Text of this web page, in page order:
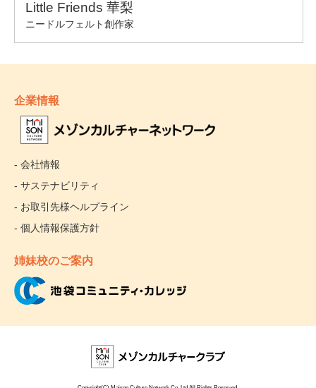
企業情報
- 会社情報
- サステナビリティ
- お取引先様ヘルプライン
- 個人情報保護方針
姉妹校のご案内